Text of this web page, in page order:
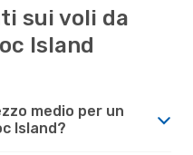
sui voli da
Island
medio per un
Island?